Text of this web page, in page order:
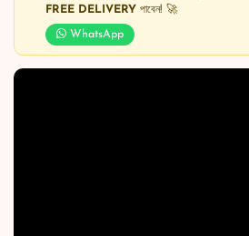
FREE DELIVERY পাবেন! 🚀
WhatsApp